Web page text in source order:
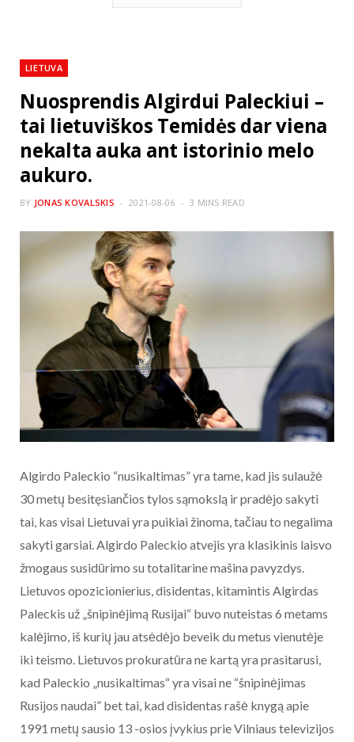
LIETUVA
Nuosprendis Algirdui Paleckiui –
tai lietuviškos Temidės dar viena
nekalta auka ant istorinio melo
aukuro.
BY JONAS KOVALSKIS 2021-08-06 3 MINS READ
Algirdo Paleckio “nusikaltimas” yra tame, kad jis sulaužė
30 metų besitęsiančios tylos sąmokslą ir pradėjo sakyti
tai, kas visai Lietuvai yra puikiai žinoma, tačiau to negalima
sakyti garsiai. Algirdo Paleckio atvejis yra klasikinis laisvo
žmogaus susidūrimo su totalitarine mašina pavyzdys.
Lietuvos opozicionierius, disidentas, kitamintis Algirdas
Paleckis už „šnipinėjimą Rusijai“ buvo nuteistas 6 metams
kalėjimo, iš kurių jau atsėdėjo beveik du metus vienutėje
iki teismo. Lietuvos prokuratūra ne kartą yra prasitarusi,
kad Paleckio „nusikaltimas“ yra visai ne “šnipinėjimas
Rusijos naudai” bet tai, kad disidentas rašė knygą apie
1991 metų sausio 13 -osios įvykius prie Vilniaus televizijos